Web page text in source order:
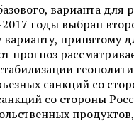
варианта для
годы выбран
варианту, принятому
прогноз
санкций со
со стороны